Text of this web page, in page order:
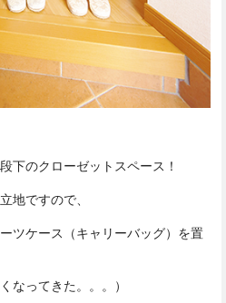
下のクローゼットスペース！
地ですので、
ツケース（キャリーバッグ）を置
なってきた。。。）